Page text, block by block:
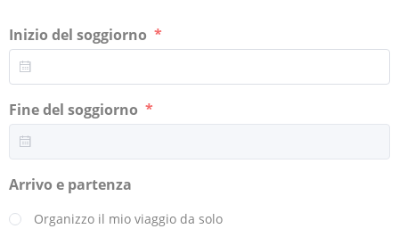
Inizio del soggiorno
Fine del soggiorno
Arrivo e partenza
Organizzo il mio viaggio da solo